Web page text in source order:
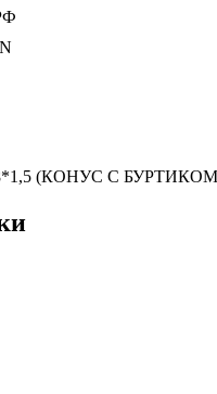
(КОНУС С